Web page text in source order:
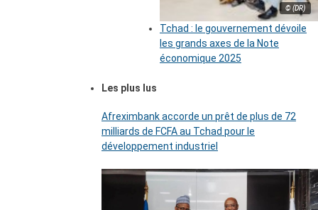
© (DR)
Tchad : le gouvernement dévoile
les grands axes de la Note
économique 2025
Les plus lus
Afreximbank accorde un prêt de plus de 72
milliards de FCFA au Tchad pour le
développement industriel